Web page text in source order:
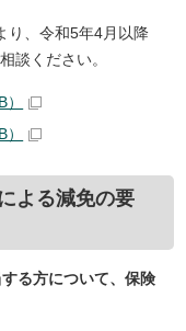
り、令和5年4月以降
談ください。
よる減免の要
る方について、保険